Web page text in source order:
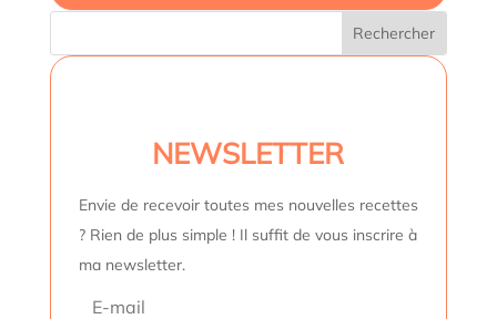
NEWSLETTER
Envie de recevoir toutes mes nouvelles recettes
? Rien de plus simple ! Il suffit de vous inscrire à
ma newsletter.